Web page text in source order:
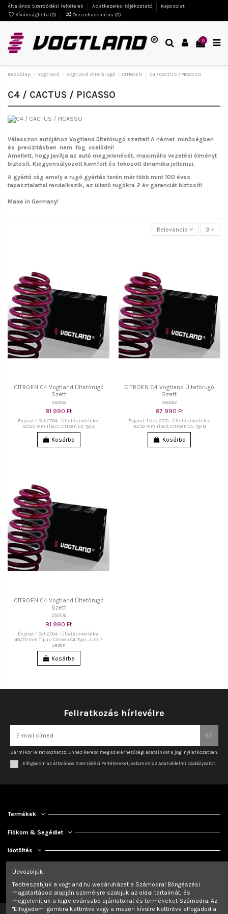
Általános Szerződési Feltételek Adatkezelési tájékoztató
Kapcsolat
Kívánságlista (0) Összehasonlítás (0)
0
Kezdőlap Vogtland Vogtland Ültetőrugó CITROEN C4 / CACTUS / PICASSO
C4 / CACTUS / PICASSO
Válasszon autójához Vogtland ültetőrugó szettet! A német minőségben
és precizitásban nem fog csalódni!
Amellett, hogy javítja az autó megjelenését, maximális vezetési élményt
biztosít. Kiegyensúlyozott komfort és fokozott dinamika jellemzi.
A gyártó cég amely a rugó gyártás terén már több mint 100 éves
tapasztalattal rendelkezik, az ültető rugókra 2 év garanciát biztosít!
Made in Germany!
Relevancia 3
CITROEN C4 Vogtland Ültetőrugó
Szett
950158
81 990 Ft
Évjárat: 1 Oct 2004 - Ültetés mértéke:
40/20 mm Típus: Citroen C4, Typ L
Kosárba
CITROEN C4 Vogtland Ültetőrugó
Szett
950162
87 990 Ft
Évjárat: 1 Nov 2010 - Ültetés mértéke:
30/30 mm Típus: Citroen C4, Typ N
Kosárba
CITROEN C4 Vogtland Ültetőrugó
Szett
950156
81 990 Ft
Évjárat: 1 Oct 2004 - Ültetés mértéke:
40/20 mm Típus: Citroen C4, Typ L, Lim. /
Sedan
Kosárba
Feliratkozás hírlevélre
Bármikor leiratkozhatsz. Ehhez keresd meg az elérhetőségi adatainkat a jogi nyilatkozatban.
Elfogadom az Általános Szerződési Feltételeket, valamint az Adatvédelmi szabályzatot.
Termékek
Fiókom & Segédlet
Időtöltés
Kapcsolat
Üdvözöljük!
Testreszabjuk a vogtland.hu webáruházat a Számodra! Böngészési
magatartásod alapján személyre szabjuk az oldal tartalmát, és
megjelenítjük a legrelevánsabb ajánlatokat és termékeket Számodra. Az
"Elfogadom" gombra kattintva vagy a mezőn kívülre kattintva elfogadod a